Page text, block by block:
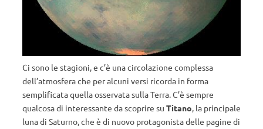
Ci sono le stagioni, e c’è una circolazione complessa
dell’atmosfera che per alcuni versi ricorda in forma
semplificata quella osservata sulla Terra. C’è sempre
qualcosa di interessante da scoprire su Titano, la principale
luna di Saturno, che è di nuovo protagonista delle pagine di